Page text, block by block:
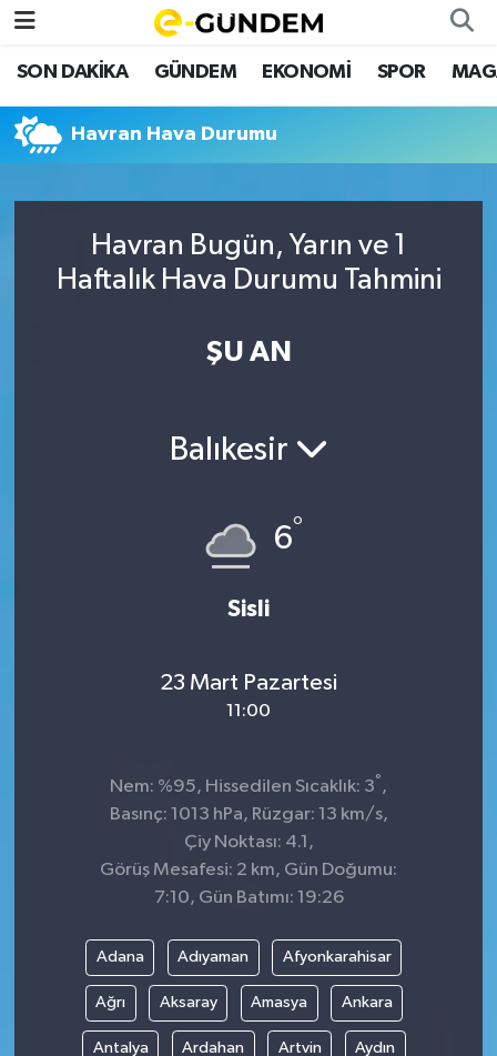
SON DAKİKA GÜNDEM EKONOMİ SPOR
Havran Hava Durumu
Havran Bugün, Yarın ve 1
Haftalık Hava Durumu Tahmini
ŞU AN
Balıkesir
6°
Sisli
23 Mart Pazartesi
11:00
Nem: %95, Hissedilen Sıcaklık: 3° ,
Basınç: 1013 hPa, Rüzgar: 13 km/s,
Çiy Noktası: 4.1,
Görüş Mesafesi: 2 km, Gün Doğumu:
7:10, Gün Batımı: 19:26
Adana Adıyaman Afyonkarahisar
Ağrı Aksaray Amasya Ankara
Antalya Ardahan Artvin Aydın
SON DAKİKA
GÜNDEM
EKONOMİ
SPOR
Nöbetçi Eczaneler
Hava Durumu
Namaz Vakitleri
Trafik Durumu